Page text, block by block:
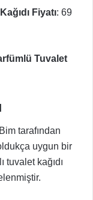
Fiyatı: 69
Tuvalet
tarafından
uygun bir
tuvalet kağıdı